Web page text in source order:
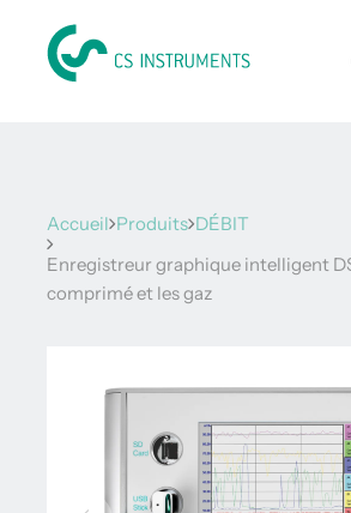
Accueil Produits DÉBIT
Enregistreur graphique intelligent
comprimé et les gaz